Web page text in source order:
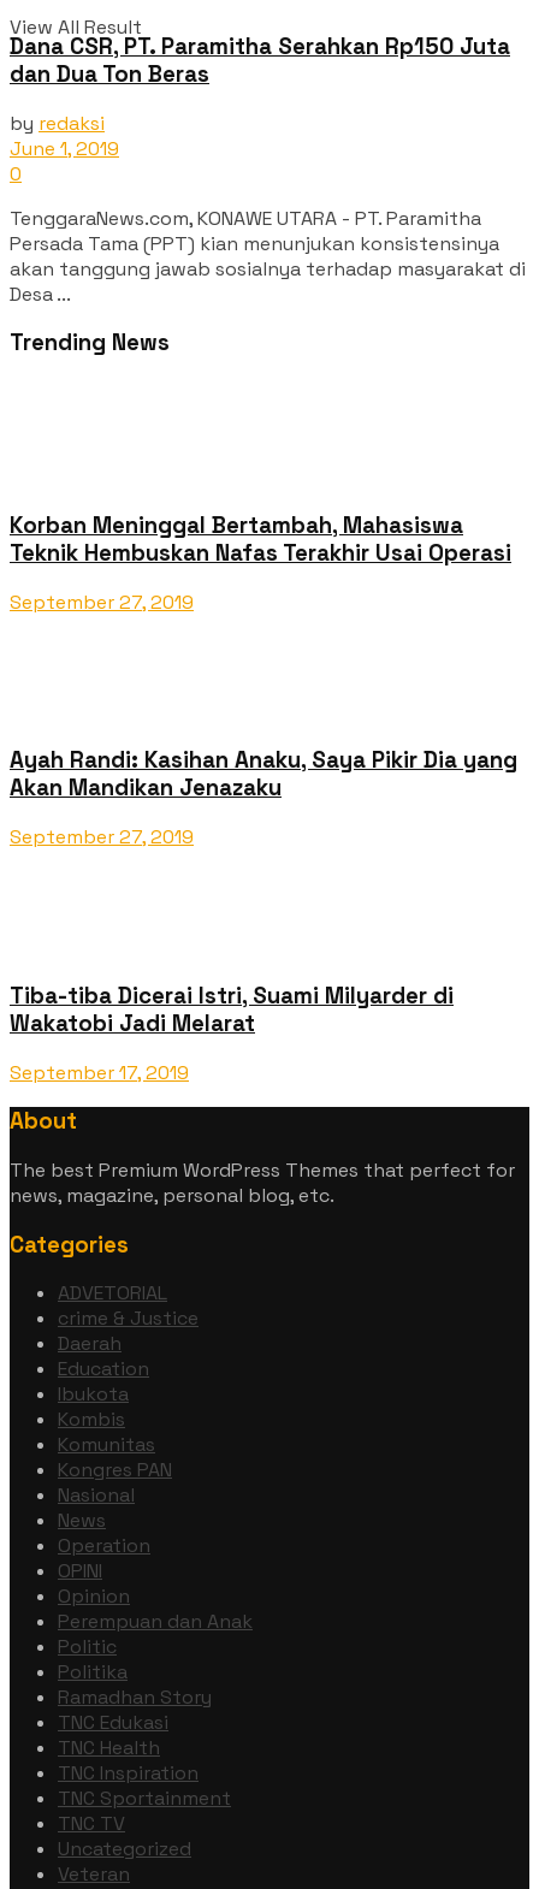
View All Result
Dana CSR, PT. Paramitha Serahkan Rp150 Juta
dan Dua Ton Beras
by redaksi
June 1, 2019
0
TenggaraNews.com, KONAWE UTARA - PT. Paramitha
Persada Tama (PPT) kian menunjukan konsistensinya
akan tanggung jawab sosialnya terhadap masyarakat di
Desa ...
Trending News
Korban Meninggal Bertambah, Mahasiswa
Teknik Hembuskan Nafas Terakhir Usai Operasi
September 27, 2019
Ayah Randi: Kasihan Anaku, Saya Pikir Dia yang
Akan Mandikan Jenazaku
September 27, 2019
Tiba-tiba Dicerai Istri, Suami Milyarder di
Wakatobi Jadi Melarat
September 17, 2019
About
The best Premium WordPress Themes that perfect for
news, magazine, personal blog, etc.
Categories
ADVETORIAL
crime & Justice
Daerah
Education
Ibukota
Kombis
Komunitas
Kongres PAN
Nasional
News
Operation
OPINI
Opinion
Perempuan dan Anak
Politic
Politika
Ramadhan Story
TNC Edukasi
TNC Health
TNC Inspiration
TNC Sportainment
TNC TV
Uncategorized
Veteran